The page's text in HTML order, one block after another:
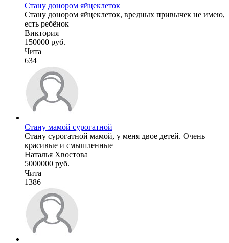
Стану донором яйцеклеток
Стану донором яйцеклеток, вредных привычек не имею,
есть ребёнок
Виктория
150000 руб.
Чита
634
Стану мамой сурогатной
Стану сурогатной мамой, у меня двое детей. Очень
красивые и смышленные
Наталья Хвостова
5000000 руб.
Чита
1386